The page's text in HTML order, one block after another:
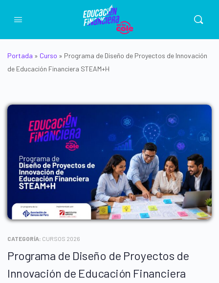
Portada » Curso » Programa de Diseño de Proyectos de Innovación
de Educación Financiera STEAM+H
CATEGORÍA: CURSOS 2026
Programa de Diseño de Proyectos de
Innovación de Educación Financiera